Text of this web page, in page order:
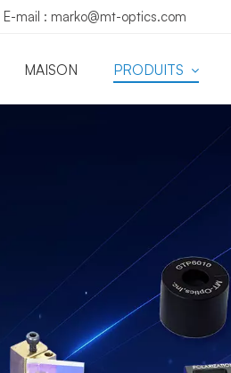
E-mail : marko@mt-optics.com
MAISON PRODUITS